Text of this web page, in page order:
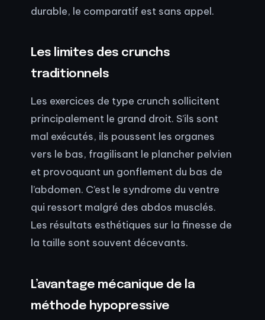
durable, le comparatif est sans appel.
Les limites des crunchs
traditionnels
Les exercices de type crunch sollicitent
principalement le grand droit. S’ils sont
mal exécutés, ils poussent les organes
vers le bas, fragilisant le plancher pelvien
et provoquant un gonflement du bas de
l’abdomen. C’est le syndrome du ventre
qui ressort malgré des abdos musclés.
Les résultats esthétiques sur la finesse de
la taille sont souvent décevants.
L’avantage mécanique de la
méthode hypopressive